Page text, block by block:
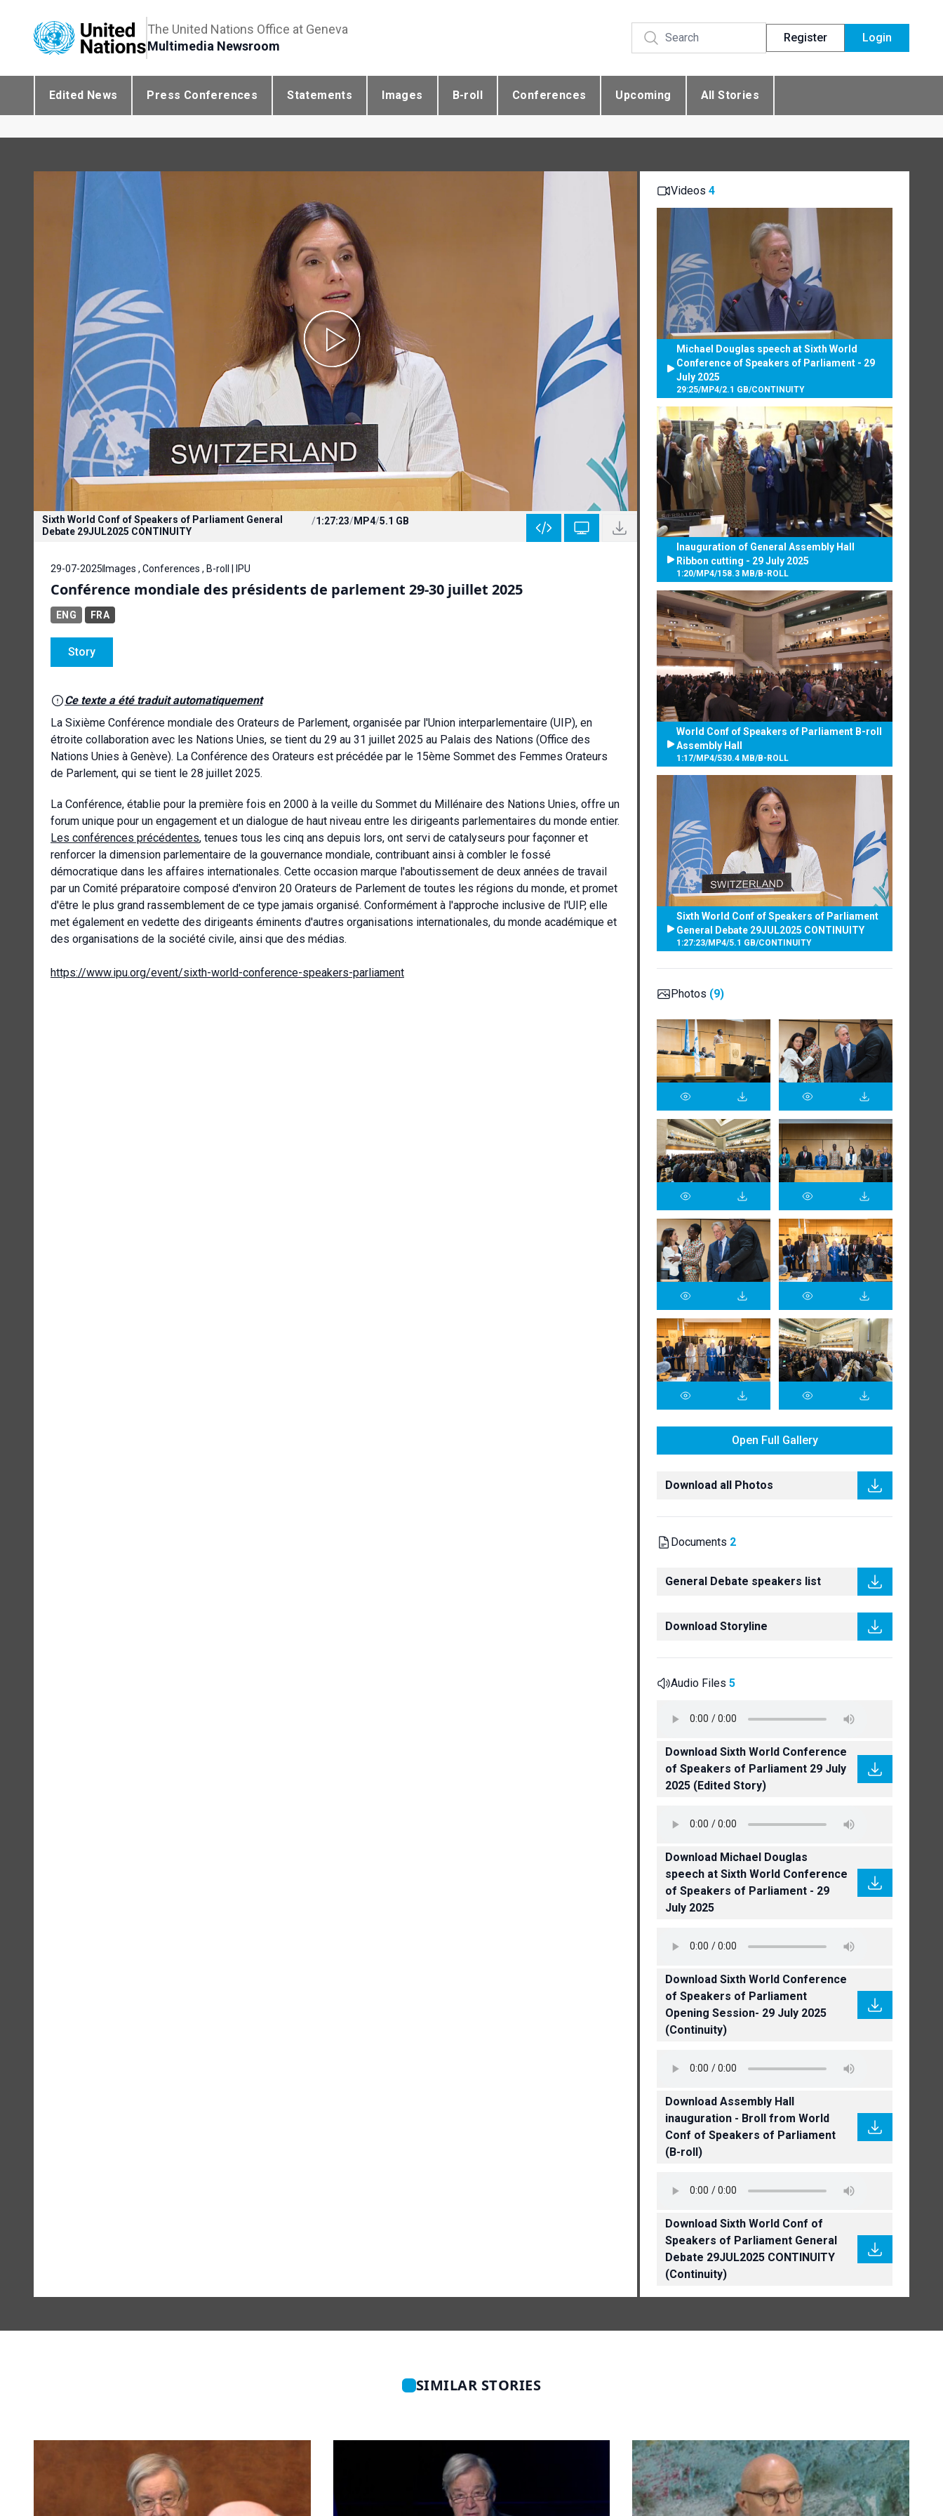
The United Nations Office at Geneva
Multimedia Newsroom
Register Login
Edited News Press Conferences Statements Images B-roll Conferences Upcoming All Stories
Sixth World Conf of Speakers of Parliament General
Debate 29JUL2025 CONTINUITY
/1:27:23/MP4/5.1 GB
29-07-2025 Images , Conferences , B-roll | IPU
Conférence mondiale des présidents de parlement 29-30 juillet 2025
ENG FRA
Story
Ce texte a été traduit automatiquement
La Sixième Conférence mondiale des Orateurs de Parlement, organisée par l'Union interparlementaire (UIP), en
étroite collaboration avec les Nations Unies, se tient du 29 au 31 juillet 2025 au Palais des Nations (Office des
Nations Unies à Genève). La Conférence des Orateurs est précédée par le 15ème Sommet des Femmes Orateurs
de Parlement, qui se tient le 28 juillet 2025.
La Conférence, établie pour la première fois en 2000 à la veille du Sommet du Millénaire des Nations Unies, offre un
forum unique pour un engagement et un dialogue de haut niveau entre les dirigeants parlementaires du monde entier.
Les conférences précédentes, tenues tous les cinq ans depuis lors, ont servi de catalyseurs pour façonner et
renforcer la dimension parlementaire de la gouvernance mondiale, contribuant ainsi à combler le fossé
démocratique dans les affaires internationales. Cette occasion marque l'aboutissement de deux années de travail
par un Comité préparatoire composé d'environ 20 Orateurs de Parlement de toutes les régions du monde, et promet
d'être le plus grand rassemblement de ce type jamais organisé. Conformément à l'approche inclusive de l'UIP, elle
met également en vedette des dirigeants éminents d'autres organisations internationales, du monde académique et
des organisations de la société civile, ainsi que des médias.
https://www.ipu.org/event/sixth-world-conference-speakers-parliament
Videos 4
Michael Douglas speech at Sixth World
Conference of Speakers of Parliament - 29
July 2025
29:25/MP4/2.1 GB/CONTINUITY
Inauguration of General Assembly Hall
Ribbon cutting - 29 July 2025
1:20/MP4/158.3 MB/B-ROLL
World Conf of Speakers of Parliament B-roll
Assembly Hall
1:17/MP4/530.4 MB/B-ROLL
Sixth World Conf of Speakers of Parliament
General Debate 29JUL2025 CONTINUITY
1:27:23/MP4/5.1 GB/CONTINUITY
Photos (9)
Open Full Gallery
Download all Photos
Documents 2
General Debate speakers list
Download Storyline
Audio Files 5
Download Sixth World Conference
of Speakers of Parliament 29 July
2025 (Edited Story)
Download Michael Douglas
speech at Sixth World Conference
of Speakers of Parliament - 29
July 2025
Download Sixth World Conference
of Speakers of Parliament
Opening Session- 29 July 2025
(Continuity)
Download Assembly Hall
inauguration - Broll from World
Conf of Speakers of Parliament
(B-roll)
Download Sixth World Conf of
Speakers of Parliament General
Debate 29JUL2025 CONTINUITY
(Continuity)
SIMILAR STORIES